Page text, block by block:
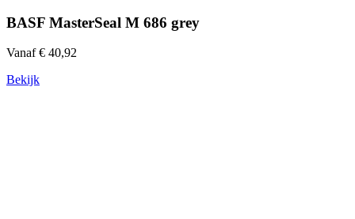
BASF MasterSeal M 686 grey
Vanaf € 40,92
Bekijk